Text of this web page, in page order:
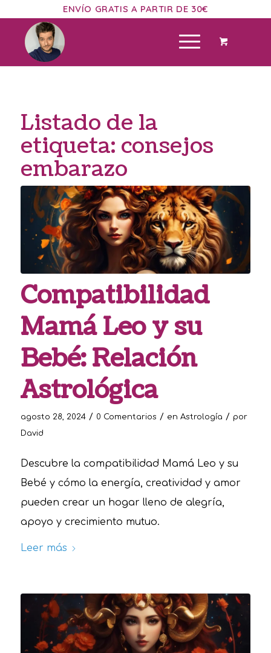
ENVÍO GRATIS A PARTIR DE 30€
Listado de la
etiqueta: consejos
embarazo
Compatibilidad
Mamá Leo y su
Bebé: Relación
Astrológica
agosto 28, 2024 / 0 Comentarios / en Astrología / por
David
Descubre la compatibilidad Mamá Leo y su
Bebé y cómo la energía, creatividad y amor
pueden crear un hogar lleno de alegría,
apoyo y crecimiento mutuo.
Leer más